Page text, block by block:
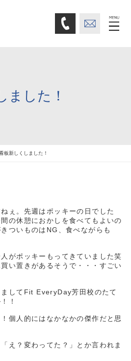
ました！
板新しくしました！
ぇ。先週はポッキーの日でした
の休憩におかしを食べてもよいの
ついものはNG、食べながらも
がポッキーもってきていました笑
い置きがあるそうで・・・すごい
してFit EveryDay芳田校のたて
！
個人的にはなかなかの傑作だと思
え？変わってた？」とか言われま